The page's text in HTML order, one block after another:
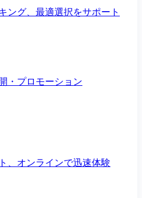
ング、最適選択をサポート
・プロモーション
、オンラインで迅速体験